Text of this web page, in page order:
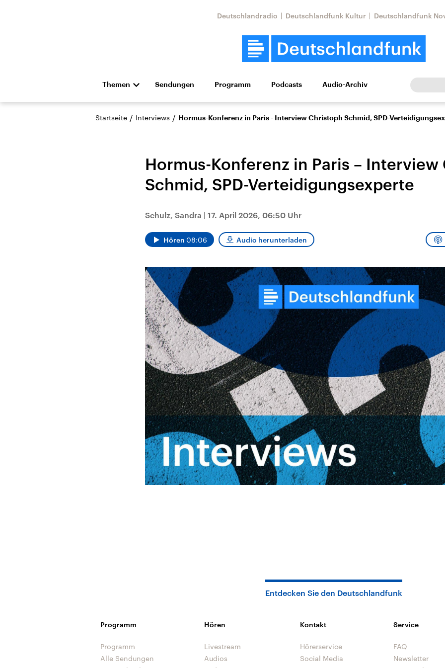
Deutschlandradio Deutschlandfunk Kultur Deutschlandfunk
Themen
Die Nachrichten Politik Wirtschaft Wissen Kultur Europa
Hörspiel und Feature Musik
Anhalt 2026
Sachsen-Anhalt wählt
am 6. September 2026
einen neuen Landtag.
Koalition aus CDU, SPD
und FDP regiert.-
Umfragen, Prognosen,
Wahlprogramme,
aktuelle Berichte und
Hintergründe zu den
Parteien und Kandidaten
der anstehenden Wahl.
Aktuelle Beiträge,
Hintergründe
Wirtschaftlich und
militärisch gehören die
Ländern der Erde, mit
großem Einfluss auf das
aktuelle Weltgeschehen.
Aktuelle Lage und
Der Überfall der
palästinensischen
Terrororganisation
Region wieder die
Gewalt entfacht. Israel
möchte die Hamas
zerstören. Diese wird wie
die Hisbollah im Libanon
vom Iran unterstützt.
Der Iran – seit der
Islamischen
1979 auch
Religionsführer
regierter Staat im
Osten. Eine
zu Israel und zu den
ist fest in der
Staatsideologie
verankert.
Sendungen Programm Podcasts Audio-Archiv
Startseite / Interviews / Hormus-Konferenz in Paris - Interview Christoph Schmid, SPD-
Hormus-Konferenz in Paris – Interview
Schmid, SPD-Verteidigungsexperte
Schulz, Sandra | 17. April 2026, 06:50 Uhr
Hören 08:06 Audio herunterladen
Entdecken Sie den Deutschlandfunk
Programm
Programm
Alle Sendungen
Hören
Livestream
Audios
Kontakt
Hörerservice
Social Media
Service
FAQ
Newsletter